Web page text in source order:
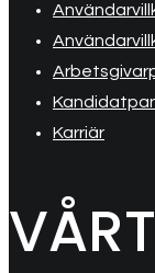
Karriär